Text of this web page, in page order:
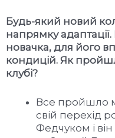
Будь-який новий
напрямку
новачка, для його
кондицій. Як
клубі?
Все пройшло
свій перехід
Федчуком і